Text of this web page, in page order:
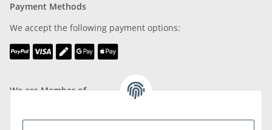
Payment Methods
We accept the following payment options:
We are Member of